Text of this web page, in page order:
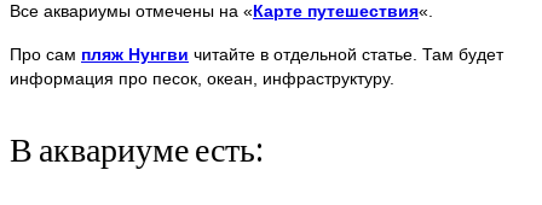
Все аквариумы отмечены на «Карте путешествия«.
Про сам пляж Нунгви читайте в отдельной статье. Там будет
информация про песок, океан, инфраструктуру.
В аквариуме есть: